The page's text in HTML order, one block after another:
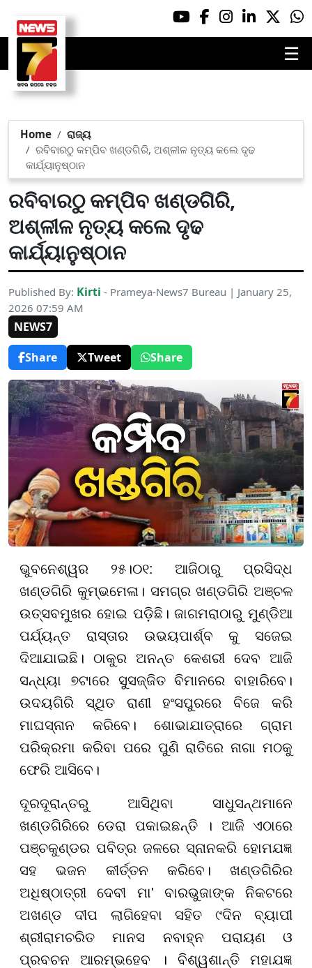
☰
Home
ରାଜ୍ୟ
ରବିବାରଠୁ କମ୍ପିବ ଖଣ୍ଡଗିରି, ଅଶ୍ଳୀଳ ନୃତ୍ୟ କଲେ ଦୃଢ
କାର୍ଯ୍ୟାନୁଷ୍ଠାନ
ରବିବାରଠୁ କମ୍ପିବ ଖଣ୍ଡଗିରି,
ଅଶ୍ଳୀଳ ନୃତ୍ୟ କଲେ ଦୃଢ
କାର୍ଯ୍ୟାନୁଷ୍ଠାନ
Published By: Kirti - Prameya-News7 Bureau | January 25,
2026 07:59 AM
NEWS7
Share
Tweet Share
ଭୁବନେଶ୍ୱର ୨୫।୦୧: ଆଜିଠାରୁ ପ୍ରସିଦ୍ଧ
ଖଣ୍ଡଗିରି କୁମ୍ଭମେଳା। ସମଗ୍ର ଖଣ୍ଡଗିରି ଅଞ୍ଚଳ
ଉତ୍ସବମୁଖର ହୋଇ ପଡ଼ିଛି। ଜାଗମରାଠାରୁ ମୁଣ୍ଡିଆ
ପର୍ଯ୍ୟନ୍ତ ରାସ୍ତାର ଉଭୟପାର୍ଶ୍ବ କୁ ସଜେଇ
ଦିଆଯାଇଛି। ଠାକୁର ଅନନ୍ତ କେଶରୀ ଦେବ ଆଜି
ସନ୍ଧ୍ୟା ୭ଟାରେ ସୁସଜ୍ଜିତ ବିମାନରେ ବାହାରିବେ।
ଉଦୟଗିରି ସ୍ଥିତ ରାଣୀ ହଂସପୁରରେ ବିଜେ କରି
ମାଘସ୍ନାନ କରିବେ। ଶୋଭାଯାତ୍ରାରେ ଗ୍ରାମ
ପରିକ୍ରମା କରିବା ପରେ ପୁଣି ରାତିରେ ନାଗା ମଠକୁ
ଫେରି ଆସିବେ।
ଦୂରଦୂରାନ୍ତରୁ ଆସିଥିବା ସାଧୁସନ୍ଥମାନେ
ଖଣ୍ଡଗିରିରେ ଡେରା ପକାଇଛନ୍ତି । ଆଜି ଏଠାରେ
ପଞ୍ଚକୁଣ୍ଡର ପବିତ୍ର ଜଳରେ ସ୍ନାନକରି ହୋମଯଜ୍ଞ
ସହ ଭଜନ କୀର୍ତ୍ତନ କରିବେ। ଖଣ୍ଡଗିରିର
ଅଧିଷ୍ଠାତ୍ରୀ ଦେବୀ ମା' ବାରଭୁଜାଙ୍କ ନିକଟରେ
ଅଖଣ୍ଡ ଦୀପ ଲାଗିହେବା ସହିତ ୯ଦିନ ବ୍ୟାପୀ
ଶ୍ରୀରାମଚରିତ ମାନସ ନବାହ୍ନ ପରାୟଣ ଓ
ପ୍ରବଚନ ଆରମ୍ଭହେବ । ବିଶ୍ୱଶାନ୍ତି ମହାଯଜ୍ଞ